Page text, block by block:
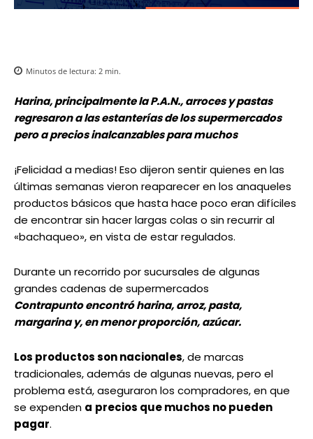
Minutos de lectura: 2 min.
Harina, principalmente la P.A.N., arroces y pastas
regresaron a las estanterías de los supermercados
pero a precios inalcanzables para muchos
¡Felicidad a medias! Eso dijeron sentir quienes en las
últimas semanas vieron reaparecer en los anaqueles
productos básicos que hasta hace poco eran difíciles
de encontrar sin hacer largas colas o sin recurrir al
«bachaqueo», en vista de estar regulados.
Durante un recorrido por sucursales de algunas
grandes cadenas de supermercados
Contrapunto encontró harina, arroz, pasta,
margarina y, en menor proporción, azúcar.
Los productos son nacionales, de marcas
tradicionales, además de algunas nuevas, pero el
problema está, aseguraron los compradores, en que
se expenden a precios que muchos no pueden
pagar.